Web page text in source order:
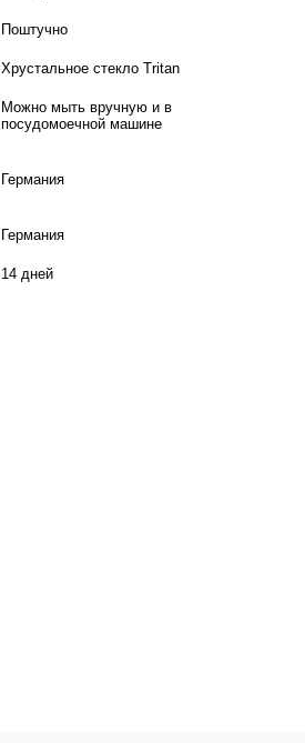
Поштучно
Хрустальное стекло Tritan
Можно мыть вручную и в
посудомоечной машине
Германия
Германия
14 дней